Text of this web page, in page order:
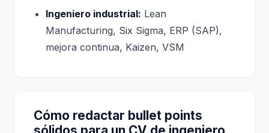
Ingeniero industrial: Lean
Manufacturing, Six Sigma, ERP (SAP),
mejora continua, Kaizen, VSM
Cómo redactar bullet points